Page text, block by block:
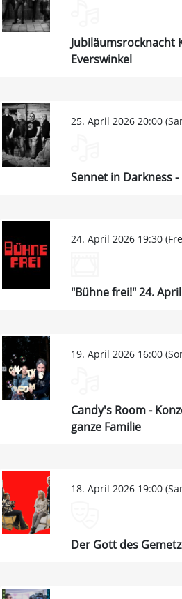
Jubiläumsrocknacht
Everswinkel
25. April 2026 20:00
Sennet in Darkness
24. April 2026 19:30
"Bühne frei!" 24.
19. April 2026 16:00
Candy's Room -
ganze Familie
18. April 2026 19:00
Der Gott des